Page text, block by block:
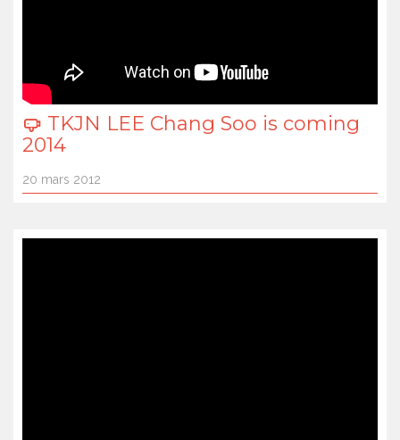
TKJN LEE Chang Soo is coming
2014
20 mars 2012